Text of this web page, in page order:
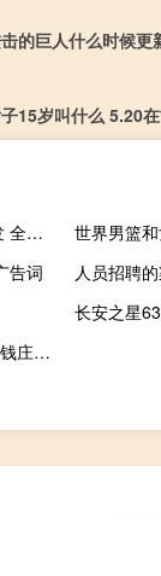
的巨人什么时候更
15岁叫什么 5.20
NBA历届全明星赛的首发 全明星正赛首发名单
告词
人员招聘
最准一码一肖100精准老钱庄揭秘_智能AI深度解析_百度移动统计版.23.77